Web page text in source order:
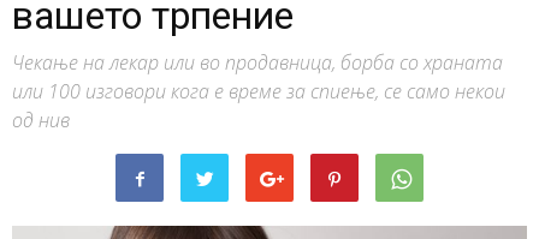
вашето трпение
Чекање на лекар или во продавница, борба со храната
или 100 изговори кога е време за спиење, се само некои
од нив